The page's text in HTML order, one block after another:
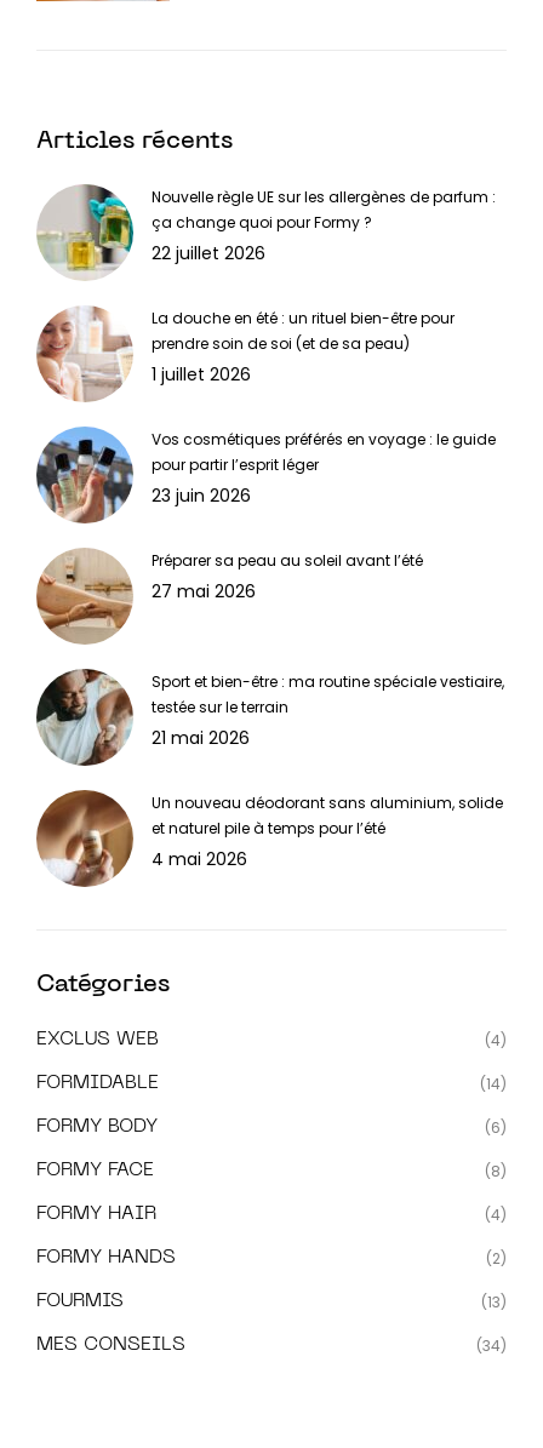
Articles récents
Nouvelle règle UE sur les allergènes de parfum :
ça change quoi pour Formy ?
22 juillet 2026
La douche en été : un rituel bien-être pour
prendre soin de soi (et de sa peau)
1 juillet 2026
Vos cosmétiques préférés en voyage : le guide
pour partir l’esprit léger
23 juin 2026
Préparer sa peau au soleil avant l’été
27 mai 2026
Sport et bien-être : ma routine spéciale vestiaire,
testée sur le terrain
21 mai 2026
Un nouveau déodorant sans aluminium, solide
et naturel pile à temps pour l’été
4 mai 2026
Catégories
EXCLUS WEB (4)
FORMIDABLE (14)
FORMY BODY (6)
FORMY FACE (8)
FORMY HAIR (4)
FORMY HANDS (2)
FOURMIS (13)
MES CONSEILS (34)